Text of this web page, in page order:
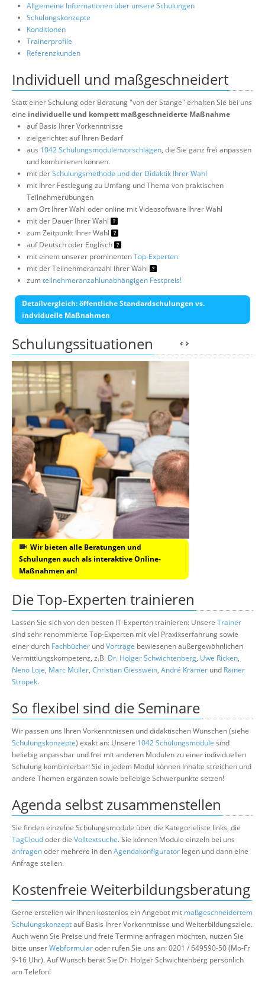
Allgemeine Informationen über unsere Schulungen
Schulungskonzepte
Konditionen
Trainerprofile
Referenzkunden
Individuell und maßgeschneidert
Statt einer Schulung oder Beratung "von der Stange" erhalten Sie bei uns
eine individuelle und kompett maßgeschneiderte Maßnahme
auf Basis Ihrer Vorkenntnisse
zielgerichtet auf Ihren Bedarf
aus 1042 Schulungsmodulenvorschlägen, die Sie ganz frei anpassen
und kombinieren können.
mit derSchulungsmethode und der Didaktik Ihrer Wahl
mit Ihrer Festlegung zu Umfang und Thema von praktischen
Teilnehmerübungen
am Ort Ihrer Wahl oder online mit Videosoftware Ihrer Wahl
mit der Dauer Ihrer Wahl
zum Zeitpunkt Ihrer Wahl
auf Deutsch oder Englisch
mit einem unserer prominentenTop-Experten
mit der Teilnehmeranzahl Ihrer Wahl
zumteilnehmeranzahlunabhängigen Festpreis!
Detailvergleich: öffentliche Standardschulungen vs.
indviduelle Maßnahmen
Schulungssituationen
Wir bieten alle Beratungen und
Schulungen auch als interaktive Online-
Maßnahmen an!
Die Top-Experten trainieren
Lassen Sie sich von den besten IT-Experten trainieren: Unsere Trainer
sind sehr renommierte Top-Experten mit viel Praxixserfahrung sowie
einer durch Fachbücher undVorträge bewiesenen außergewöhnlichen
Vermittlungskompetenz, z.B. Dr. Holger Schwichtenberg, Uwe Ricken,
Neno Loje, Marc Müller, Christian Giesswein, André Krämer und Rainer
Stropek.
So flexibel sind die Seminare
Wir passen uns Ihren Vorkenntnissen und didaktischen Wünschen (siehe
Schulungskonzepte) exakt an: Unsere 1042 Schulungsmodule sind
beliebig anpassbar und frei mit anderen Modulen zu einer individuellen
Schulung kombinierbar! Sie in jedem Modul können Inhalte streichen und
andere Themen ergänzen sowie beliebige Schwerpunkte setzen!
Agenda selbst zusammenstellen
Sie finden einzelne Schulungsmodule über die Kategorieliste links, die
TagCloudoder die Volltextsuche. Sie können Module einzeln bei uns
anfragenoder mehrere in denAgendakonfigurator legen und dann eine
Anfrage stellen.
Kostenfreie Weiterbildungsberatung
Gerne erstellen wir Ihnen kostenlos ein Angebot mit maßgeschneidertem
Schulungskonzeptauf Basis Ihrer Vorkenntnisse und Weiterbildungsziele.
Auch wenn Sie Preise und freie Termine anfragen möchten, nutzen Sie
bitte unserWebformularoder rufen Sie uns an: 0201 / 649590-50 (Mo-Fr
9-16 Uhr). Auf Wunsch berät Sie Dr. Holger Schwichtenberg persönlich
am Telefon!